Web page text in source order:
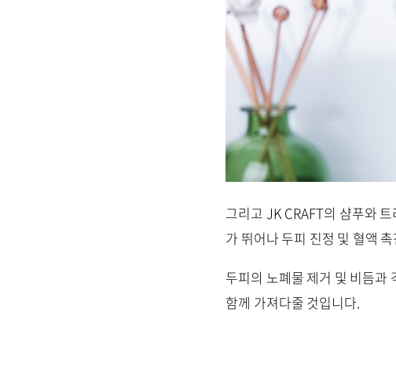
그리고 JK CRAFT의 샴푸와
가 뛰어나 두피 진정 및 혈액
두피의 노폐물 제거 및 비듬과
함께 가져다줄 것입니다.